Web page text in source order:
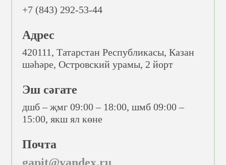
+7 (843) 292-53-44
Адрес
420111, Татарстан Республикасы, Казан
шәһәре, Островский урамы, 2 йорт
Эш сәгате
дшб – җмг 09:00 – 18:00, шмб 09:00 –
15:00, якш ял көне
Почта